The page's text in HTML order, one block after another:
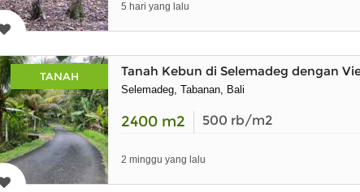
5 hari yang lalu
TANAH Tanah Kebun di Selemadeg dengan
Selemadeg, Tabanan, Bali
2400 m2 500 rb/m2
2 minggu yang lalu